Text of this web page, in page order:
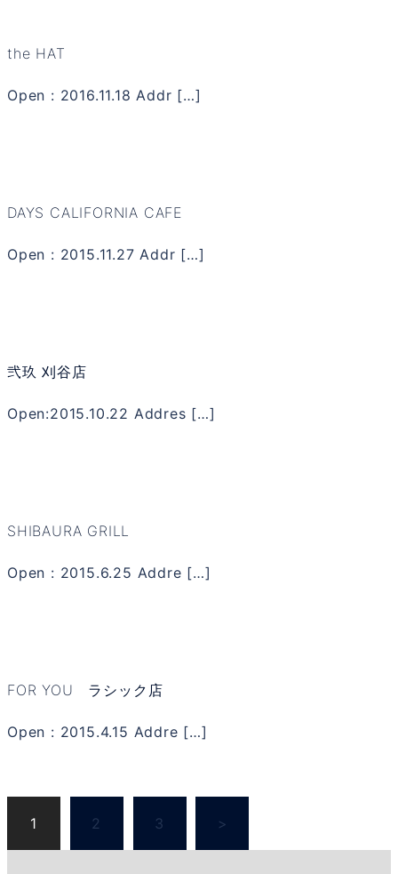
the HAT
Open : 2016.11.18 Addr […]
DAYS CALIFORNIA CAFE
Open : 2015.11.27 Addr […]
弐玖 刈谷店
Open:2015.10.22 Addres […]
SHIBAURA GRILL
Open : 2015.6.25 Addre […]
FOR YOU ラシック店
Open : 2015.4.15 Addre […]
1 2 3 >